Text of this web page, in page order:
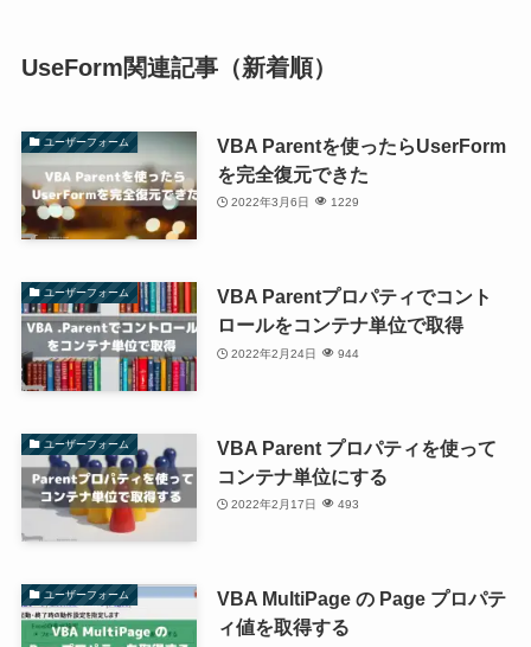
UseForm関連記事（新着順）
ユーザーフォーム
VBA Parentを使ったらUserForm
を完全復元できた
2022年3月6日 1229
ユーザーフォーム
VBA Parentプロパティでコント
ロールをコンテナ単位で取得
2022年2月24日 944
ユーザーフォーム
VBA Parent プロパティを使って
コンテナ単位にする
2022年2月17日 493
ユーザーフォーム
VBA MultiPage の Page プロパテ
ィ値を取得する